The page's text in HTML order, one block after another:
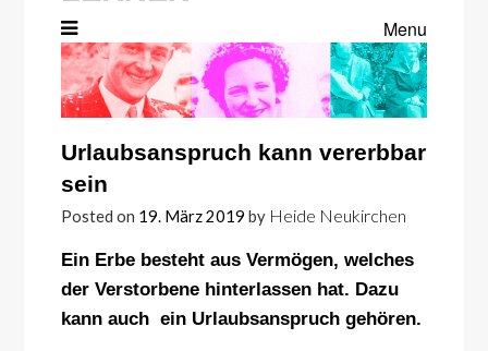
Menu
Urlaubsanspruch kann vererbbar
sein
Posted on 19. März 2019 by Heide Neukirchen
Ein Erbe besteht aus Vermögen, welches
der Verstorbene hinterlassen hat. Dazu
kann auch ein Urlaubsanspruch gehören.